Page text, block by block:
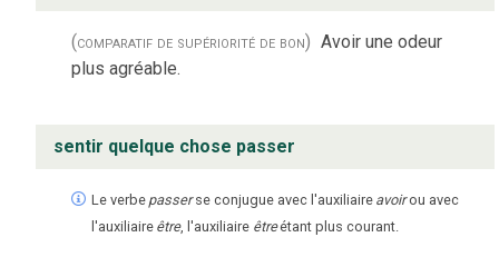
(comparatif de supériorité de bon) Avoir une odeur
plus agréable.
sentir quelque chose passer
Le verbe passer se conjugue avec l'auxiliaire avoirou avec
l'auxiliaire être, l'auxiliaire êtreétant plus courant.